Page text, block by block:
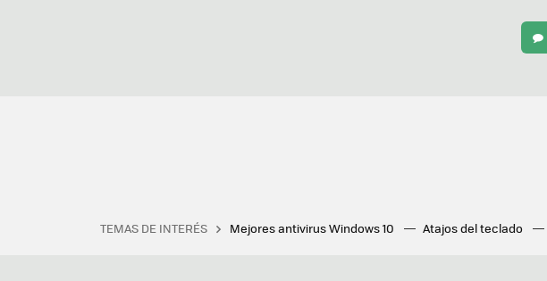
TEMAS DE INTERÉS Mejores antivirus Windows 10 Atajos del teclado